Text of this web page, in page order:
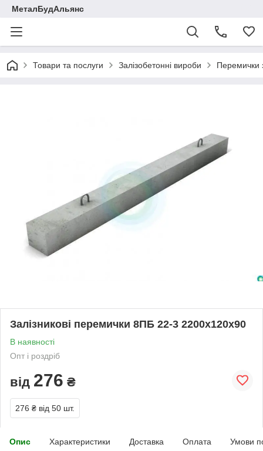
МеталБудАльянс
Товари та послуги Залізобетонні вироби Перемички
Залізникові перемички 8ПБ 22-3 2200х120х90
В наявності
Опт і роздріб
від 276 ₴
276 ₴ від 50 шт.
Опис Характеристики Доставка Оплата Умови